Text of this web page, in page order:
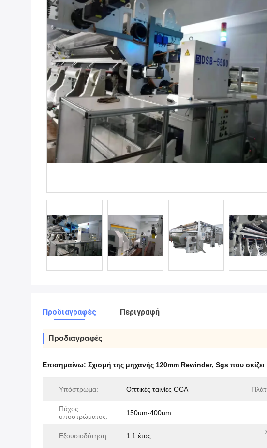
Προδιαγραφές Περιγραφή
Προδιαγραφές
Επισημαίνω: Σχισμή της μηχανής 120mm Rewinder, Sgs που
Υπόστρωμα: Οπτικές ταινίες OCA
Πάχος
υποστρώματος:
150um-400um
Εξουσιοδότηση: 1 1 έτος